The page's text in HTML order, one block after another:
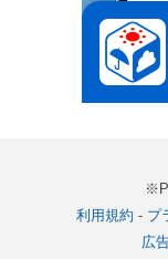
利用規約 - プ
広